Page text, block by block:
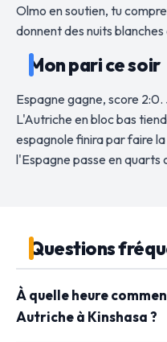
Olmo en soutien, tu
donnent des nuits
Mon pari ce soir
Espagne gagne, score
L'Autriche en bloc bas
espagnole finira par faire
l'Espagne passe en quarts
Questions
À quelle heure
Autriche à Kinshasa ?